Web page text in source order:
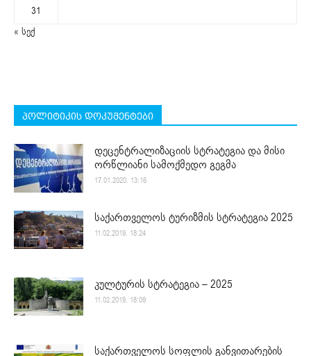
31
« სექ
პოლიტიკის დოკუმენტები
დეცენტრალიზაციის სტრატეგია და მისი
ორწლიანი სამოქმედო გეგმა
17.01.2020. 13:16
საქართველოს ტურიზმის სტრატეგია 2025
11.02.2019. 18:24
კულტურის სტრატეგია – 2025
11.02.2019. 18:09
საქართველოს სოფლის განვითარების